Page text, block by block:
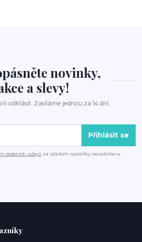
novinky,
a slevy!
odhlásit. Zasíláme jednou za 14 dní.
Přihlásit se
osobních údajů za účelem rozesílky newsletteru.